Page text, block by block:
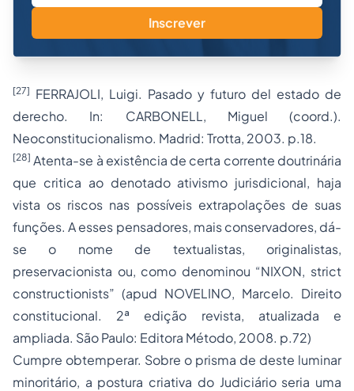
Inscrever
[27] FERRAJOLI, Luigi. Pasado y futuro del estado de
derecho. In: CARBONELL, Miguel (coord.).
Neoconstitucionalismo. Madrid: Trotta, 2003. p.18.
[28] Atenta-se à existência de certa corrente doutrinária
que critica ao denotado ativismo jurisdicional, haja
vista os riscos nas possíveis extrapolações de suas
funções. A esses pensadores, mais conservadores, dá-
se o nome de textualistas, originalistas,
preservacionista ou, como denominou “NIXON, strict
constructionists” (apud NOVELINO, Marcelo. Direito
constitucional. 2ª edição revista, atualizada e
ampliada. São Paulo: Editora Método, 2008. p.72)
Cumpre obtemperar. Sobre o prisma de deste luminar
minoritário, a postura criativa do Judiciário seria uma